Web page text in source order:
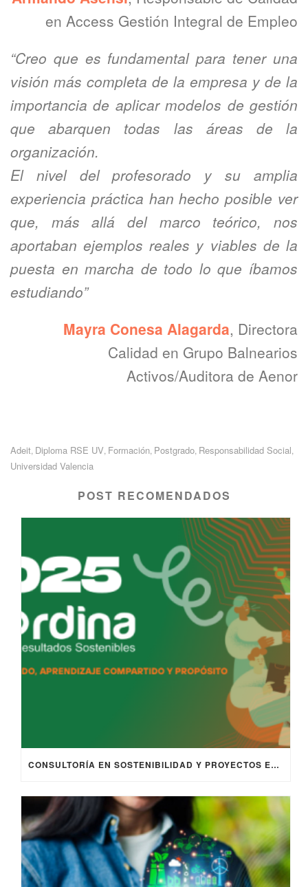
en Access Gestión Integral de Empleo
“Creo que es fundamental para tener una
visión más completa de la empresa y de la
importancia de aplicar modelos de gestión
que abarquen todas las áreas de la
organización.
El nivel del profesorado y su amplia
experiencia práctica han hecho posible ver
que, más allá del marco teórico, nos
aportaban ejemplos reales y viables de la
puesta en marcha de todo lo que íbamos
estudiando”
Mayra Conesa Alagarda, Directora
Calidad en Grupo Balnearios
Activos/Auditora de Aenor
Adeit Diploma RSE UV Formación Postgrado Responsabilidad Social
Universidad Valencia
POST RECOMENDADOS
CONSULTORÍA EN SOSTENIBILIDAD Y PROYECTOS EUROPEOS | COORDINA 2025